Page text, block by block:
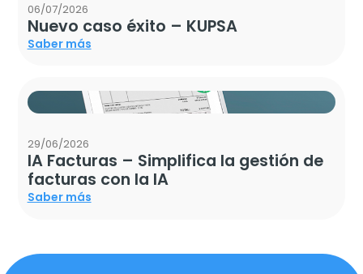
06/07/2026
Nuevo caso éxito – KUPSA
Saber más
29/06/2026
IA Facturas – Simplifica la gestión de
facturas con la IA
Saber más